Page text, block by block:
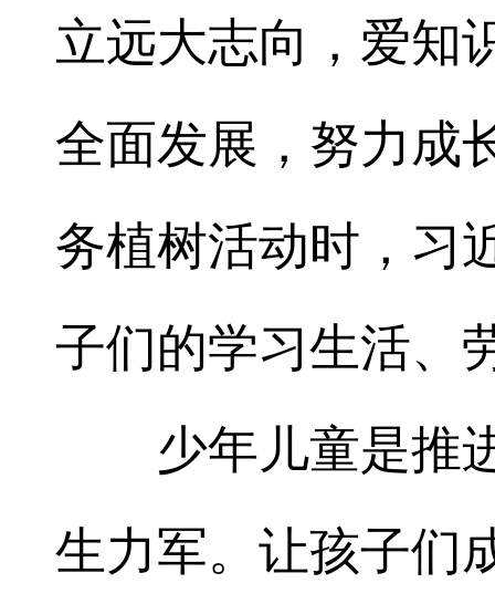
立远大志向，爱知
全面发展，努力成
务植树活动时，习
子们的学习生活、
少年儿童是推
生力军。让孩子们